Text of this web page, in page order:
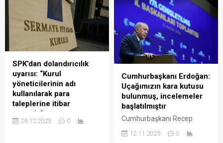
Büyükelçisi Tom Barrack’ın
“meşruiyet” açıklamasını
değerlendirirken, “Ben
herhangi bir kimsenin
konuşması hakkında bir bir
şey söylemem. Herkesin
sözü kendisinedir. Kendisi de
düzelttiğini ifade ediyor.
Ancak bir şey söyleyeyim
TBMM Başkanı olarak, siyasi
hayatı boyunca hep
demokrasiden yana, milli
sosyal medya hesabından
yapptığı paylaşımda, daha
önce “Sumud Filosu”
listelerinden çıkarılan
Gelecek Partisi Denizli
Milletvekili Sema Silkin
Gemisi” ile yola çıktığını
hatırlatarak şunları kaydetti:
“Daha...
SPK’dan dolandırıcılık
uyarısı: “Kurul
yöneticilerinin adı
kullanılarak para
taleplerine itibar
etmeyin”
Sermaye Piyasası Kurulu
29.12.2025 0
Cumhurbaşkanı Erdoğan:
Uçağımızın kara kutusu
bulunmuş, incelemeler
başlatılmıştır
Cumhurbaşkanı Recep
zaferi kutlamalarına giden
12.11.2025 0